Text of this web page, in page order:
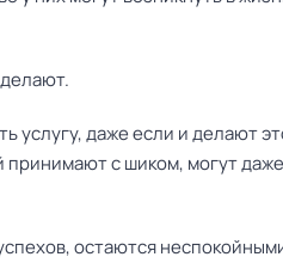
услугу, даже если и делают
с шиком, могут
остаются